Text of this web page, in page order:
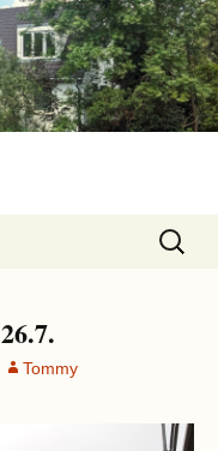
Suchen
nach:
Tommy